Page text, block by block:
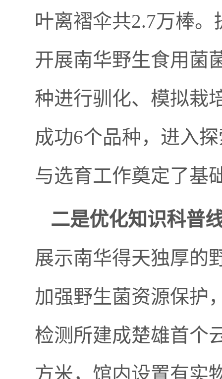
叶离褶伞共2.7万棒
开展南华野生食用菌
种进行驯化、模拟栽
成功6个品种，进入
与选育工作奠定了基
二是优化知识科普
展示南华得天独厚的
加强野生菌资源保护
检测所建成楚雄首个
方米，馆内设置有实